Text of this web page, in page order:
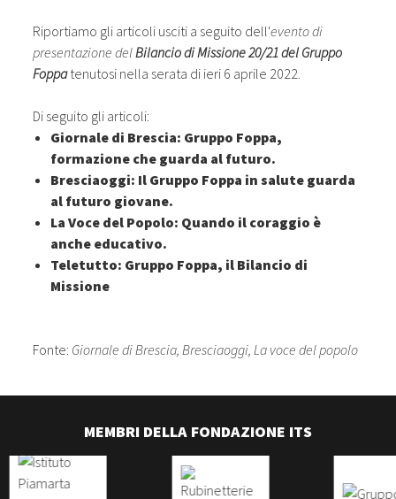
Riportiamo gli articoli usciti a seguito dell'evento di
presentazione delBilancio di Missione 20/21 del Gruppo
Foppatenutosi nella serata di ieri 6 aprile 2022.
Di seguito gli articoli:
Giornale di Brescia: Gruppo Foppa,
formazione che guarda al futuro.
Bresciaoggi: Il Gruppo Foppa in salute guarda
al futuro giovane.
La Voce del Popolo: Quando il coraggio è
anche educativo.
Teletutto: Gruppo Foppa, il Bilancio di
Missione
Fonte: Giornale di Brescia, Bresciaoggi, La voce del popolo
MEMBRI DELLA FONDAZIONE ITS